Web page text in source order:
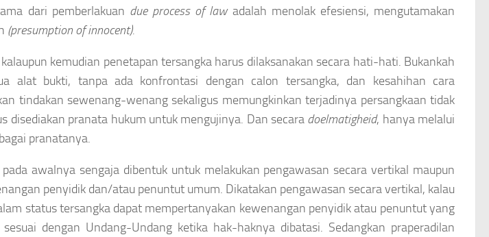
dari pemberlakuan due process of lawadalah menolak efesiensi, mengutamakan
(presumption of innocent).
kemudian penetapan tersangka harus dilaksanakan secara hati-hati. Bukankah
alat bukti, tanpa ada konfrontasi dengan calon tersangka, dan kesahihan cara
tindakan sewenang-wenang sekaligus memungkinkan terjadinya persangkaan tidak
disediakan pranata hukum untuk mengujinya. Dan secara doelmatigheid, hanya melalui
pranatanya.
awalnya sengaja dibentuk untuk melakukan pengawasan secara vertikal maupun
penyidik dan/atau penuntut umum. Dikatakan pengawasan secara vertikal, kalau
status tersangka dapat mempertanyakan kewenangan penyidik atau penuntut yang
dengan Undang-Undang ketika hak-haknya dibatasi. Sedangkan praperadilan